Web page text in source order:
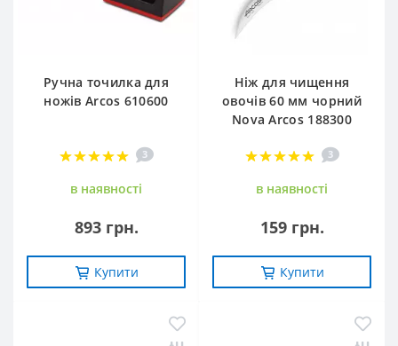
Ручна точилка для
ножів Arcos 610600
3
в наявностi
893 грн.
Купити
Ніж для чищення
овочів 60 мм чорний
Nova Arcos 188300
3
в наявностi
159 грн.
Купити